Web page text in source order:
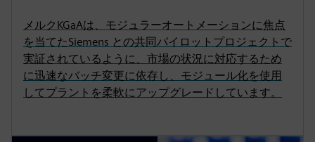
メルクKGaAは、モジュラーオートメーションに焦点
を当てたSiemens との共同パイロットプロジェクトで
実証されているように、市場の状況に対応するため
に迅速なバッチ変更に依存し、モジュール化を使用
してプラントを柔軟にアップグレードしています。